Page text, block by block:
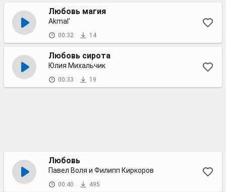
Любовь магия
Akmal'
00:32 14
Любовь сирота
Юлия Михальчик
00:33 19
Любовь
Павел Воля и Филипп Киркоров
00:40 495